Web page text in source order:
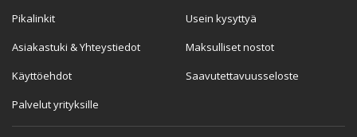
Pikalinkit
Asiakastuki & Yhteystiedot
Käyttöehdot
Palvelut yrityksille
Usein kysyttyä
Maksulliset nostot
Saavutettavuusseloste